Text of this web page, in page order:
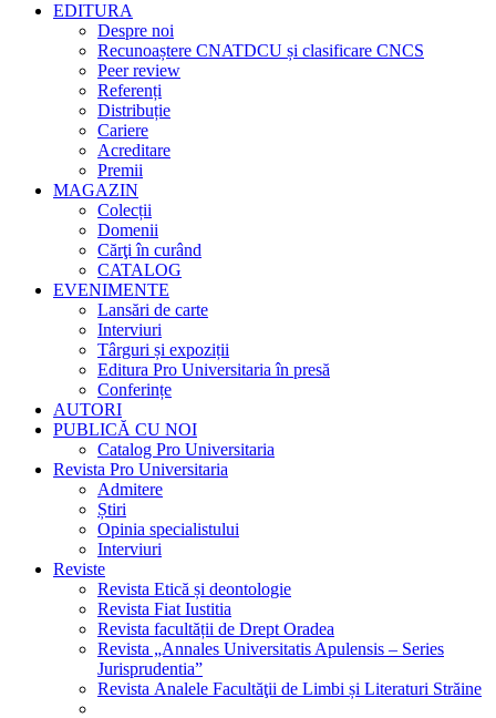
EDITURA
Despre noi
Recunoaștere CNATDCU și clasificare CNCS
Peer review
Referenți
Distribuție
Cariere
Acreditare
Premii
MAGAZIN
Colecții
Domenii
Cărţi în curând
CATALOG
EVENIMENTE
Lansări de carte
Interviuri
Târguri și expoziții
Editura Pro Universitaria în presă
Conferințe
AUTORI
PUBLICĂ CU NOI
Catalog Pro Universitaria
Revista Pro Universitaria
Admitere
Știri
Opinia specialistului
Interviuri
Reviste
Revista Etică și deontologie
Revista Fiat Iustitia
Revista facultății de Drept Oradea
Revista „Annales Universitatis Apulensis – Series
Jurisprudentia”
Revista Analele Facultăţii de Limbi și Literaturi Străine